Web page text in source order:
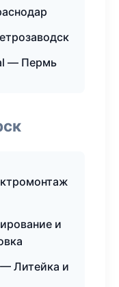
— Пермь
и
Литейка и